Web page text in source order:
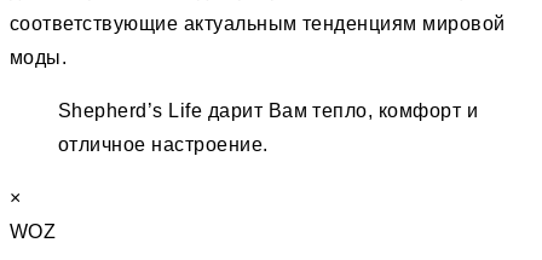
соответствующие актуальным тенденциям мировой
моды.
Shepherd’s Life дарит Вам тепло, комфорт и
отличное настроение.
×
WOZ